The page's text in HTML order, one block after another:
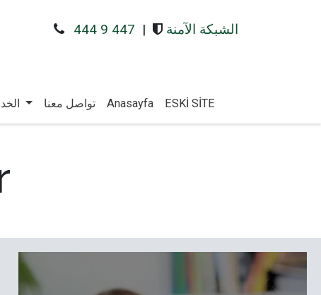
444 9 447 | الشبكة الآمنة
تواصل معنا Anasayfa ESKİ SİTE